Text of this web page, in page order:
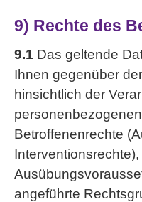
9) Rechte des
9.1 Das geltende
Ihnen gegenüber
hinsichtlich der
Betroffenenrechte
angeführte